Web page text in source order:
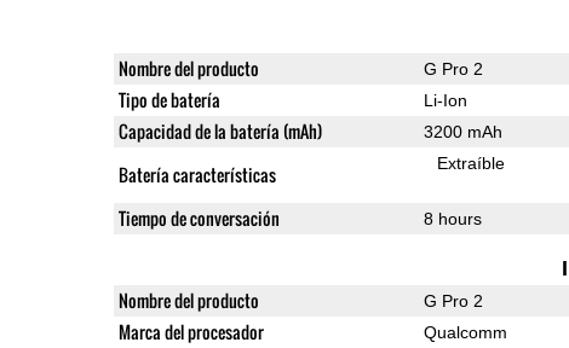
Nombre del producto G Pro 2
Tipo de batería Li-Ion
Capacidad de la batería (mAh) 3200 mAh
Batería características Extraíble
Tiempo de conversación 8 hours
Nombre del producto G Pro 2
Marca del procesador Qualcomm